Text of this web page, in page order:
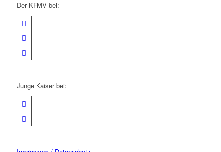
Der KFMV bei:
Junge Kaiser bei: